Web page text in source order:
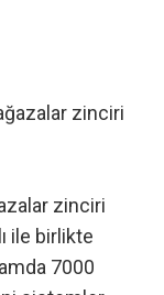
zinciri
zinciri
ile birlikte
7000